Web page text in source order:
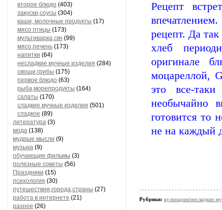
второе блюдо (403)
закуски,соусы (304)
каши, молочные продукты (17)
мясо птицы (173)
мультиварка,свч (99)
мясо,печень (173)
напитки (64)
несладкие мучные изделия (284)
овощи,грибы (175)
первое блюдо (63)
рыба,морепродукты (164)
салаты (170)
сладкие мучные изделия (501)
сладкое (89)
литература (3)
мода (138)
мудрые мысли (9)
музыка (9)
обучающие фильмы (3)
полезные советы (56)
Праздники (15)
психология (30)
путешествия,города,страны (27)
работа в интернете (21)
разное (26)
Рецепт
рецепт. Да так
хлеб
оригинале
моцареллой,
это все-
необычайно
готовится то
не на каждый
Рубрики: кулинария/несладкие